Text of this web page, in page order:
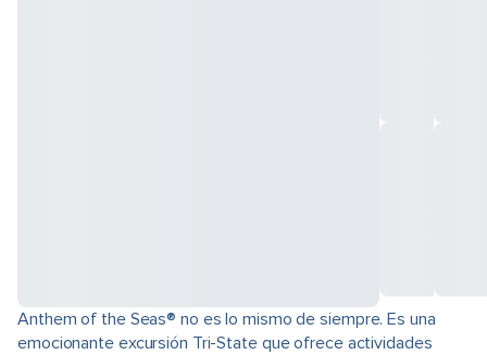
Anthem of the Seas® no es lo mismo de siempre. Es una
emocionante excursión Tri-State que ofrece actividades